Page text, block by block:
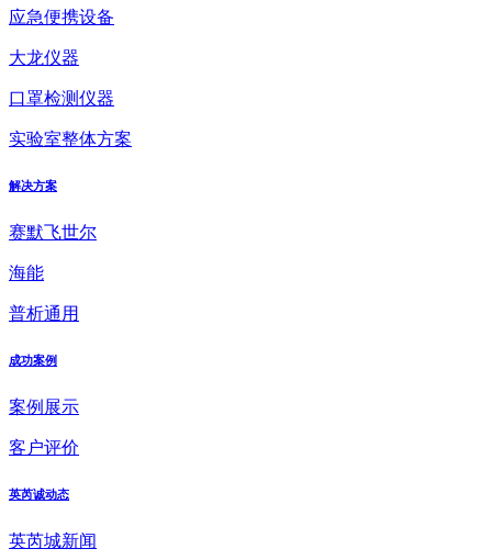
应急便携设备
大龙仪器
口罩检测仪器
实验室整体方案
解决方案
赛默飞世尔
海能
普析通用
成功案例
案例展示
客户评价
英芮诚动态
英芮城新闻